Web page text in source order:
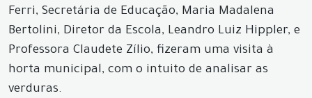
Ferri, Secretária de Educação, Maria Madalena
Bertolini, Diretor da Escola, Leandro Luiz Hippler, e
Professora Claudete Zílio, fizeram uma visita à
horta municipal, com o intuito de analisar as
verduras.